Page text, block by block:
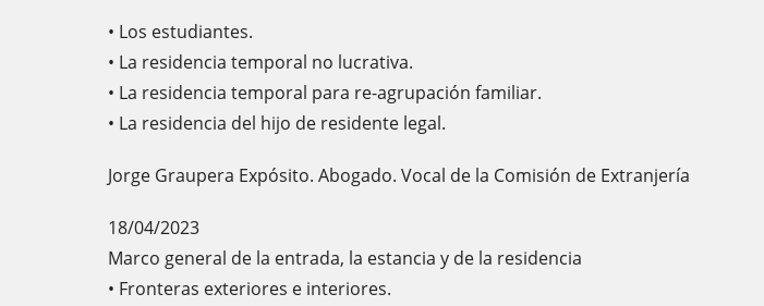
• Los estudiantes.
• La residencia temporal no lucrativa.
• La residencia temporal para re-agrupación familiar.
• La residencia del hijo de residente legal.
Jorge Graupera Expósito. Abogado. Vocal de la Comisión de Extranjería
18/04/2023
Marco general de la entrada, la estancia y de la residencia
• Fronteras exteriores e interiores.